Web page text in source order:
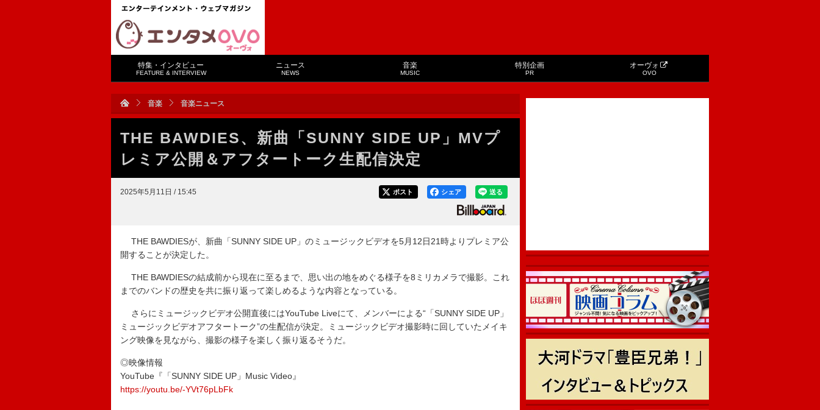
特集・インタビュー
FEATURE & INTERVIEW
ニュース
NEWS
音楽
MUSIC
特別企画
PR
オーヴォ
OVO
音楽 音楽ニュース
THE BAWDIES、新曲「SUNNY SIDE UP」MVプ
レミア公開＆アフタートーク生配信決定
2025年5月11日 / 15:45 送る
シェア
ポスト
THE BAWDIESが、新曲「SUNNY SIDE UP」のミュージックビデオを5月12日21時よりプレミア公
開することが決定した。
THE BAWDIESの結成前から現在に至るまで、思い出の地をめぐる様子を8ミリカメラで撮影。これ
までのバンドの歴史を共に振り返って楽しめるような内容となっている。
さらにミュージックビデオ公開直後にはYouTube Liveにて、メンバーによる“「SUNNY SIDE UP」
ミュージックビデオアフタートーク”の生配信が決定。ミュージックビデオ撮影時に回していたメイキ
ング映像を見ながら、撮影の様子を楽しく振り返るそうだ。
◎映像情報
YouTube『「SUNNY SIDE UP」Music Video』
https://youtu.be/-YVt76pLbFk